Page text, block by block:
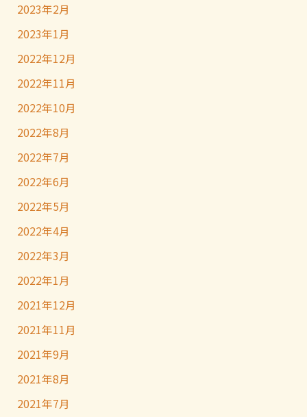
2023年2月
2023年1月
2022年12月
2022年11月
2022年10月
2022年8月
2022年7月
2022年6月
2022年5月
2022年4月
2022年3月
2022年1月
2021年12月
2021年11月
2021年9月
2021年8月
2021年7月